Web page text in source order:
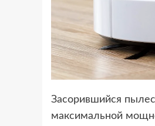
Засорившийся
максимальной